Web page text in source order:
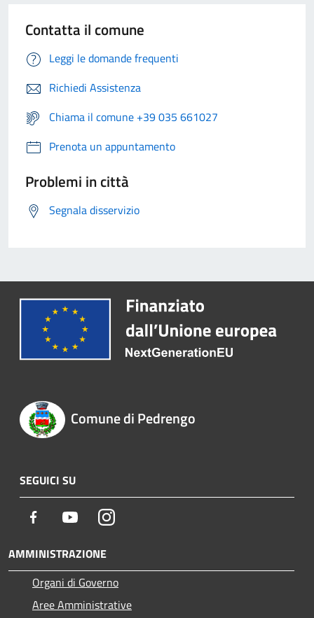
Contatta il comune
Leggi le domande frequenti
Richiedi Assistenza
Chiama il comune +39 035 661027
Prenota un appuntamento
Problemi in città
Segnala disservizio
Comune di Pedrengo
SEGUICI SU
Facebook YoutubeInstagram
AMMINISTRAZIONE
Organi di Governo
Aree Amministrative